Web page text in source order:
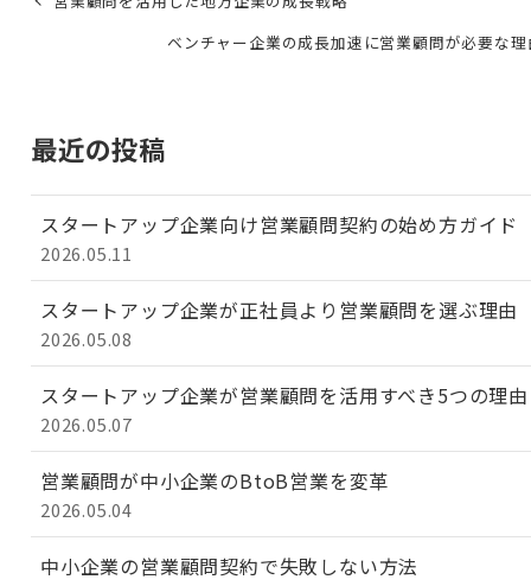
ベンチャー企業の成長加速に営業顧問が必要な
最近の投稿
スタートアップ企業向け営業顧問契約の始め方ガイド
2026.05.11
スタートアップ企業が正社員より営業顧問を選ぶ理由
2026.05.08
スタートアップ企業が営業顧問を活用すべき5つの理由
2026.05.07
営業顧問が中小企業のBtoB営業を変革
2026.05.04
中小企業の営業顧問契約で失敗しない方法